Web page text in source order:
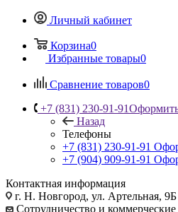
Личный кабинет
Корзина0
Избранные товары0
Сравнение товаров0
+7 (831) 230-91-91Оформить
Назад
Телефоны
+7 (831) 230-91-91
+7 (904) 909-91-91
Контактная информация
г. Н. Новгород, ул. Артельная, 9Б
Сотрудничество и